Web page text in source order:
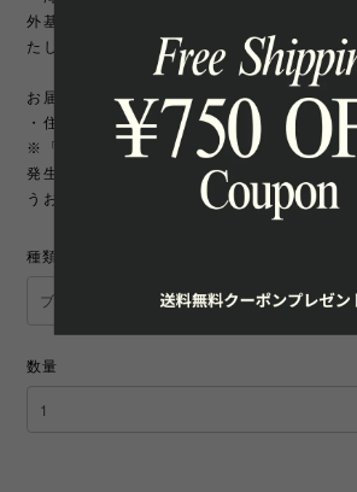
外基準では返品対象になりませんのでご理解
たします。
お届け先について
・住所変更には追加手数料が発生いたします
※「町名・丁目番地・部屋番号」の住所不備
発生しております。宛先を十分にご確認の上
うお願いいたします。
種類
数量